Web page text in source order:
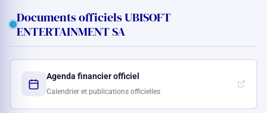
Documents officiels UBISOFT
ENTERTAINMENT SA
Agenda financier officiel
Calendrier et publications officielles